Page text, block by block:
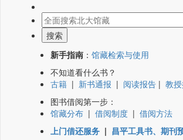
新手指南 ： 馆藏检索与使用
不知道看什么书？
古籍 | 新书通报 | 阅读报告 | 教
图书借阅第一步：
馆藏分布 | 借阅制度 | 借阅方法
上门借还服务 | 昌平工具书、期刊